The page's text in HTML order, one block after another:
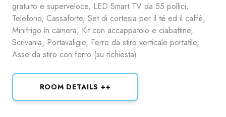
gratuito e superveloce, LED Smart TV da 55 pollici,
Telefono, Cassaforte, Set di cortesia per il té ed il caffè,
Minifrigo in camera, Kit con accappatoio e ciabattine,
Scrivania, Portavaligie, Ferro da stiro verticale portatile,
Asse da stiro con ferro (su richiesta)
ROOM DETAILS ++